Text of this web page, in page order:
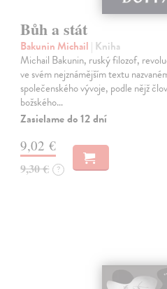
Bůh a stát
Bakunin Michail | Kniha
Michail Bakunin, ruský filozof,
ve svém nejznámějším textu
společenského vývoje, podle nějž
božského…
Zasielame do 12 dní
9,02 €
9,30 € ?